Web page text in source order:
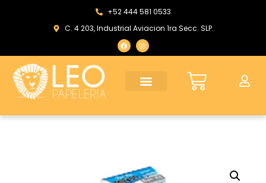
+52 444 581 0533
C. 4 203, Industrial Aviacion 1ra Secc. SLP.